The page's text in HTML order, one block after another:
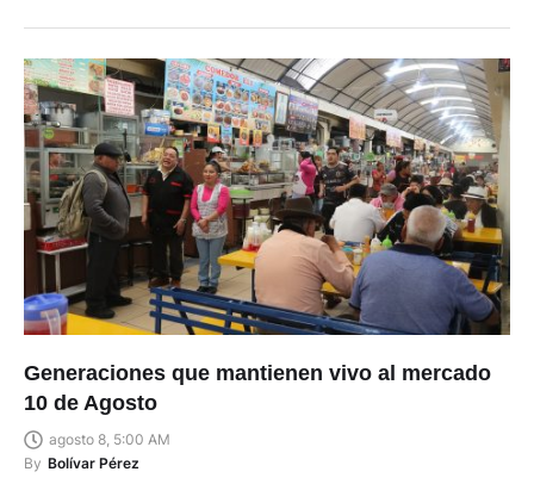
Generaciones que mantienen vivo al mercado
10 de Agosto
agosto 8, 5:00 AM
By Bolívar Pérez